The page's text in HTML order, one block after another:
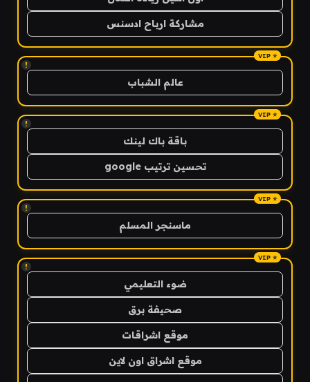
مشاركة ارباح ادسنس
!
عالم الشباب
!
باقة باك لينك
تحسين ترتيب google
!
ماسنجر المسلم
!
ضوء التعليمي
صحيفة برق
موقع اشراقات
موقع اشراق اون لاين